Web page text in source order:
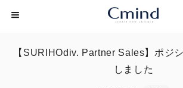
【SURIHOdiv. Partner Sales】ポジ
しました